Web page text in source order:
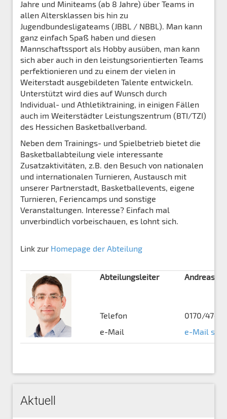
Jahre und Miniteams (ab 8 Jahre) über Teams in
allen Altersklassen bis hin zu
Jugendbundesligateams (JBBL / NBBL). Man kann
ganz einfach Spaß haben und diesen
Mannschaftssport als Hobby ausüben, man kann
sich aber auch in den leistungsorientierten Teams
perfektionieren und zu einem der vielen in
Weiterstadt ausgebildeten Talente entwickeln.
Unterstützt wird dies auf Wunsch durch
Individual- und Athletiktraining, in einigen Fällen
auch im Weiterstädter Leistungszentrum (BTI/TZI)
des Hessichen Basketballverband.
Neben dem Trainings- und Spielbetrieb bietet die
Basketballabteilung viele interessante
Zusatzaktivitäten, z.B. den Besuch von nationalen
und internationalen Turnieren, Austausch mit
unserer Partnerstadt, Basketballevents, eigene
Turnieren, Feriencamps und sonstige
Veranstaltungen. Interesse? Einfach mal
unverbindlich vorbeischauen, es lohnt sich.
Link zur Homepage der Abteilung
Abteilungsleiter
Telefon
e-Mail
Andreas
0170/
e-Mail
Aktuell